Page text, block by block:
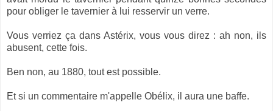
pour obliger le tavernier à lui resservir un verre.
Vous verriez ça dans Astérix, vous vous direz : ah non, ils
abusent, cette fois.
Ben non, au 1880, tout est possible.
Et si un commentaire m'appelle Obélix, il aura une baffe.